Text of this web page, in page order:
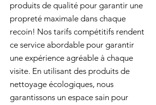
produits de qualité pour garantir une
propreté maximale dans chaque
recoin! Nos tarifs compétitifs rendent
ce service abordable pour garantir
une expérience agréable à chaque
visite. En utilisant des produits de
nettoyage écologiques, nous
garantissons un espace sain pour